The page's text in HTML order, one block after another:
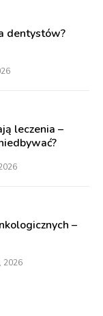
dentystów?
leczenia –
–
2026